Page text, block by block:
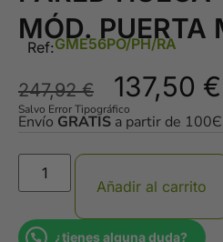
MÓD. PUERTA
Ref:GME56PO/PH/RA
247,92€ 137,50 €
Salvo Error Tipográfico
Envío GRATIS a partir de
Añadir al carrito
¿tienes alguna duda?